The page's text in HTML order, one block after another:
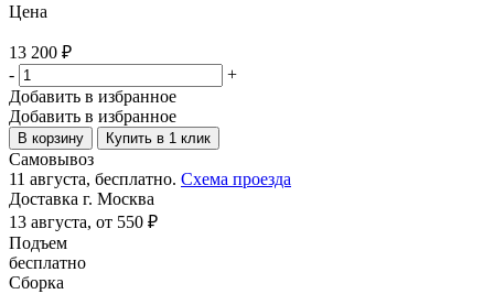
Цена
13 200 ₽
-
+
Добавить в избранное
Добавить в избранное
В корзину Купить в 1 клик
Самовывоз
11 августа, бесплатно. Схема проезда
Доставка г. Москва
13 августа, от 550 ₽
Подъем
бесплатно
Сборка